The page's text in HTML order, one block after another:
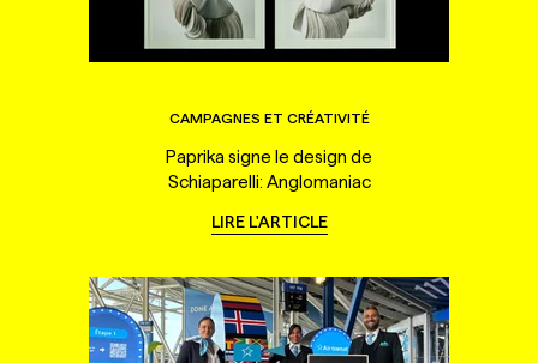
CAMPAGNES ET CRÉATIVITÉ
Paprika signe le design de
Schiaparelli: Anglomaniac
LIRE L'ARTICLE